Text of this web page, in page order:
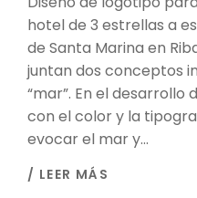
hotel de 3 estrellas a
de Santa Marina en
juntan dos conceptos
“mar”. En el desarrollo
con el color y la
evocar el mar y...
/ LEER MÁS